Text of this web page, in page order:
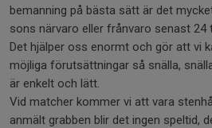
bemanning på bästa sätt är det
sons närvaro eller frånvaro senast
Det hjälper oss enormt och gör att vi
möjliga förutsättningar så snälla,
är enkelt och lätt.
Vid matcher kommer vi att vara
anmält grabben blir det ingen speltid,